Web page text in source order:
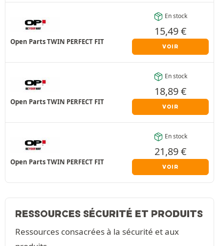
Open Parts TWIN PERFECT FIT
En stock
15,49€
VOIR
Open Parts TWIN PERFECT FIT
En stock
18,89€
VOIR
Open Parts TWIN PERFECT FIT
En stock
21,89€
VOIR
RESSOURCES SÉCURITÉ ET PRODUITS
Ressources consacrées à la sécurité et aux